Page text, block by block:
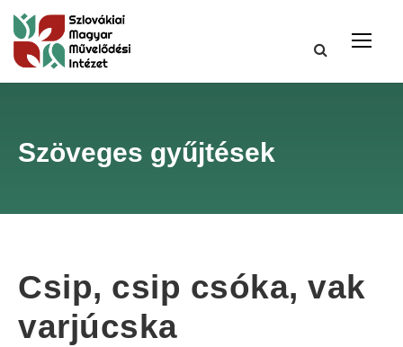
Szöveges gyűjtések
Csip, csip csóka, vak
varjúcska